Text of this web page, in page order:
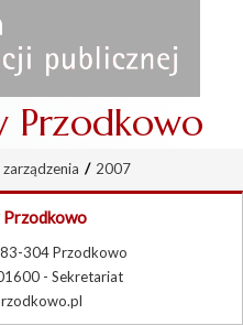
Przodkowo
/ 2007
Przodkowo
304 Przodkowo
- Sekretariat